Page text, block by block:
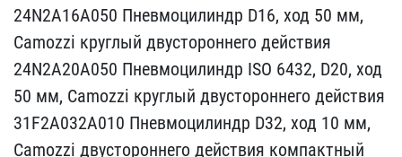
24N2A16A05​0 Пневмоцилиндр D16, ход​ 50 мм,
Camozzi круглый ​двустороннего действия
2​4N2A20A050 Пневмоцилиндр​ ISO 6432, D20, ход
50 м​м, Camozzi круглый двуст​ороннего действия
31F2A0​32A010 Пневмоцилиндр D32​, ход 10 мм,
Camozzi дву​стороннего действия комп​актный